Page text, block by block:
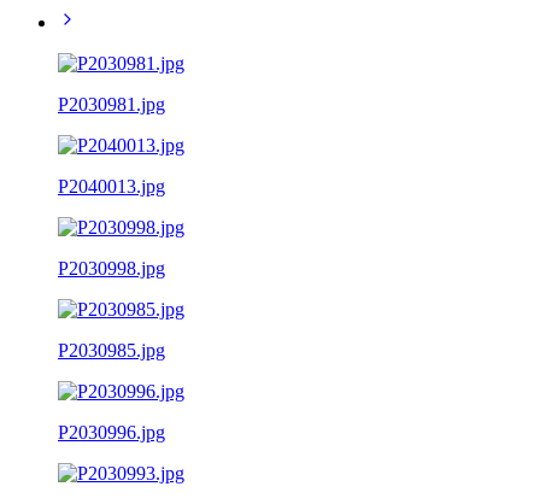
P2030981.jpg
P2040013.jpg
P2030998.jpg
P2030985.jpg
P2030996.jpg